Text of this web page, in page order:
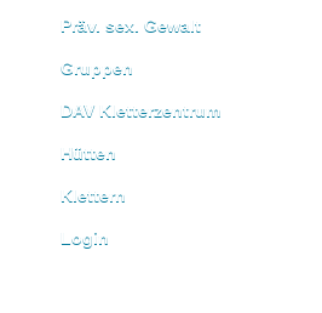
Präv. sex. Gewalt
Gruppen
DAV Kletterzentrum
Hütten
Klettern
Login